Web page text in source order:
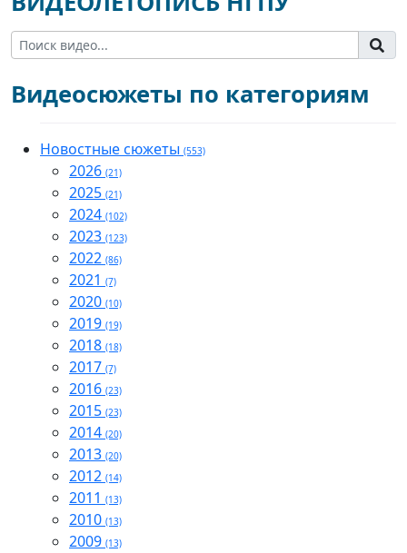
Видеосюжеты по категориям
Новостные сюжеты (553)
2026 (21)
2025 (21)
2024 (102)
2023 (123)
2022 (86)
2021 (7)
2020 (10)
2019 (19)
2018 (18)
2017 (7)
2016 (23)
2015 (23)
2014 (20)
2013 (20)
2012 (14)
2011 (13)
2010 (13)
2009 (13)